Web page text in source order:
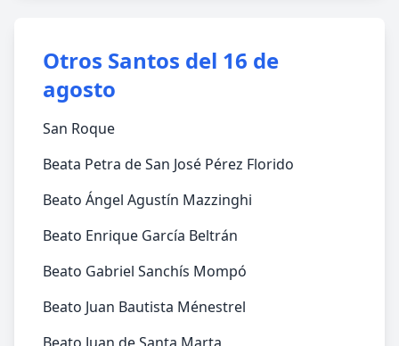
Otros Santos del 16 de
agosto
San Roque
Beata Petra de San José Pérez Florido
Beato Ángel Agustín Mazzinghi
Beato Enrique García Beltrán
Beato Gabriel Sanchís Mompó
Beato Juan Bautista Ménestrel